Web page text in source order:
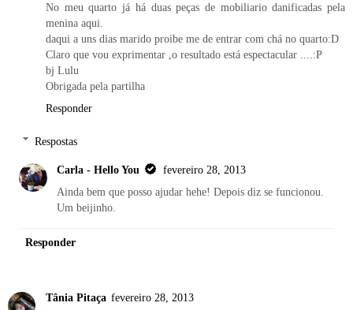
No meu quarto já há duas peças de mobiliario danificadas pela
menina aqui.
daqui a uns dias marido proibe me de entrar com chá no quarto:D
Claro que vou exprimentar ,o resultado está espectacular ....:P
bj Lulu
Obrigada pela partilha
Responder
Respostas
Carla - Hello You
fevereiro 28, 2013
Ainda bem que posso ajudar hehe! Depois diz se funcionou.
Um beijinho.
Responder
Tânia Pitaça fevereiro 28, 2013